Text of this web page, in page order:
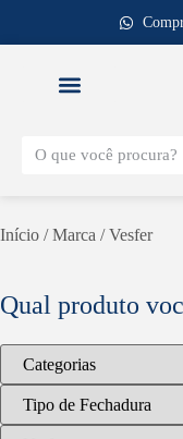
Início / Marca / Vesfer
Qual produto